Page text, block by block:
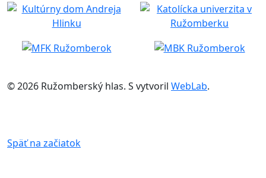
© 2026 Ružomberský hlas. S vytvoril WebLab.
Späť na začiatok